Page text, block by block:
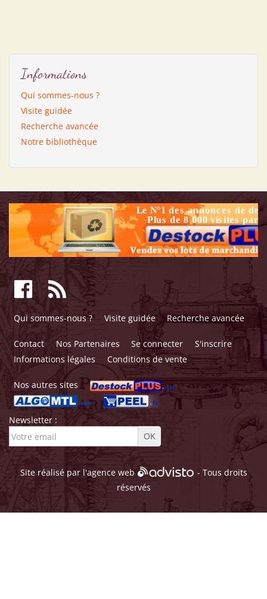
Informations
Qui sommes-nous ?
Visite guidée
Recherche avancée
Notre bibliothèque
Qui sommes-nous ? Visite guidée Recherche avancée
Contact Nos Partenaires Se connecter
S'inscrire
Informations légales
Conditions de vente
Nos autres sites
Newsletter :
Site réalisé par l'agence web
- Tous droits
réservés